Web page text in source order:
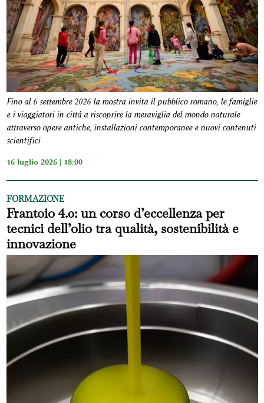
Fino al 6 settembre 2026 la mostra invita il pubblico romano, le famiglie
e i viaggiatori in città a riscoprire la meraviglia del mondo naturale
attraverso opere antiche, installazioni contemporanee e nuovi contenuti
scientifici
16 luglio 2026 | 18:00
FORMAZIONE
Frantoio 4.0: un corso d’eccellenza per
tecnici dell’olio tra qualità, sostenibilità e
innovazione